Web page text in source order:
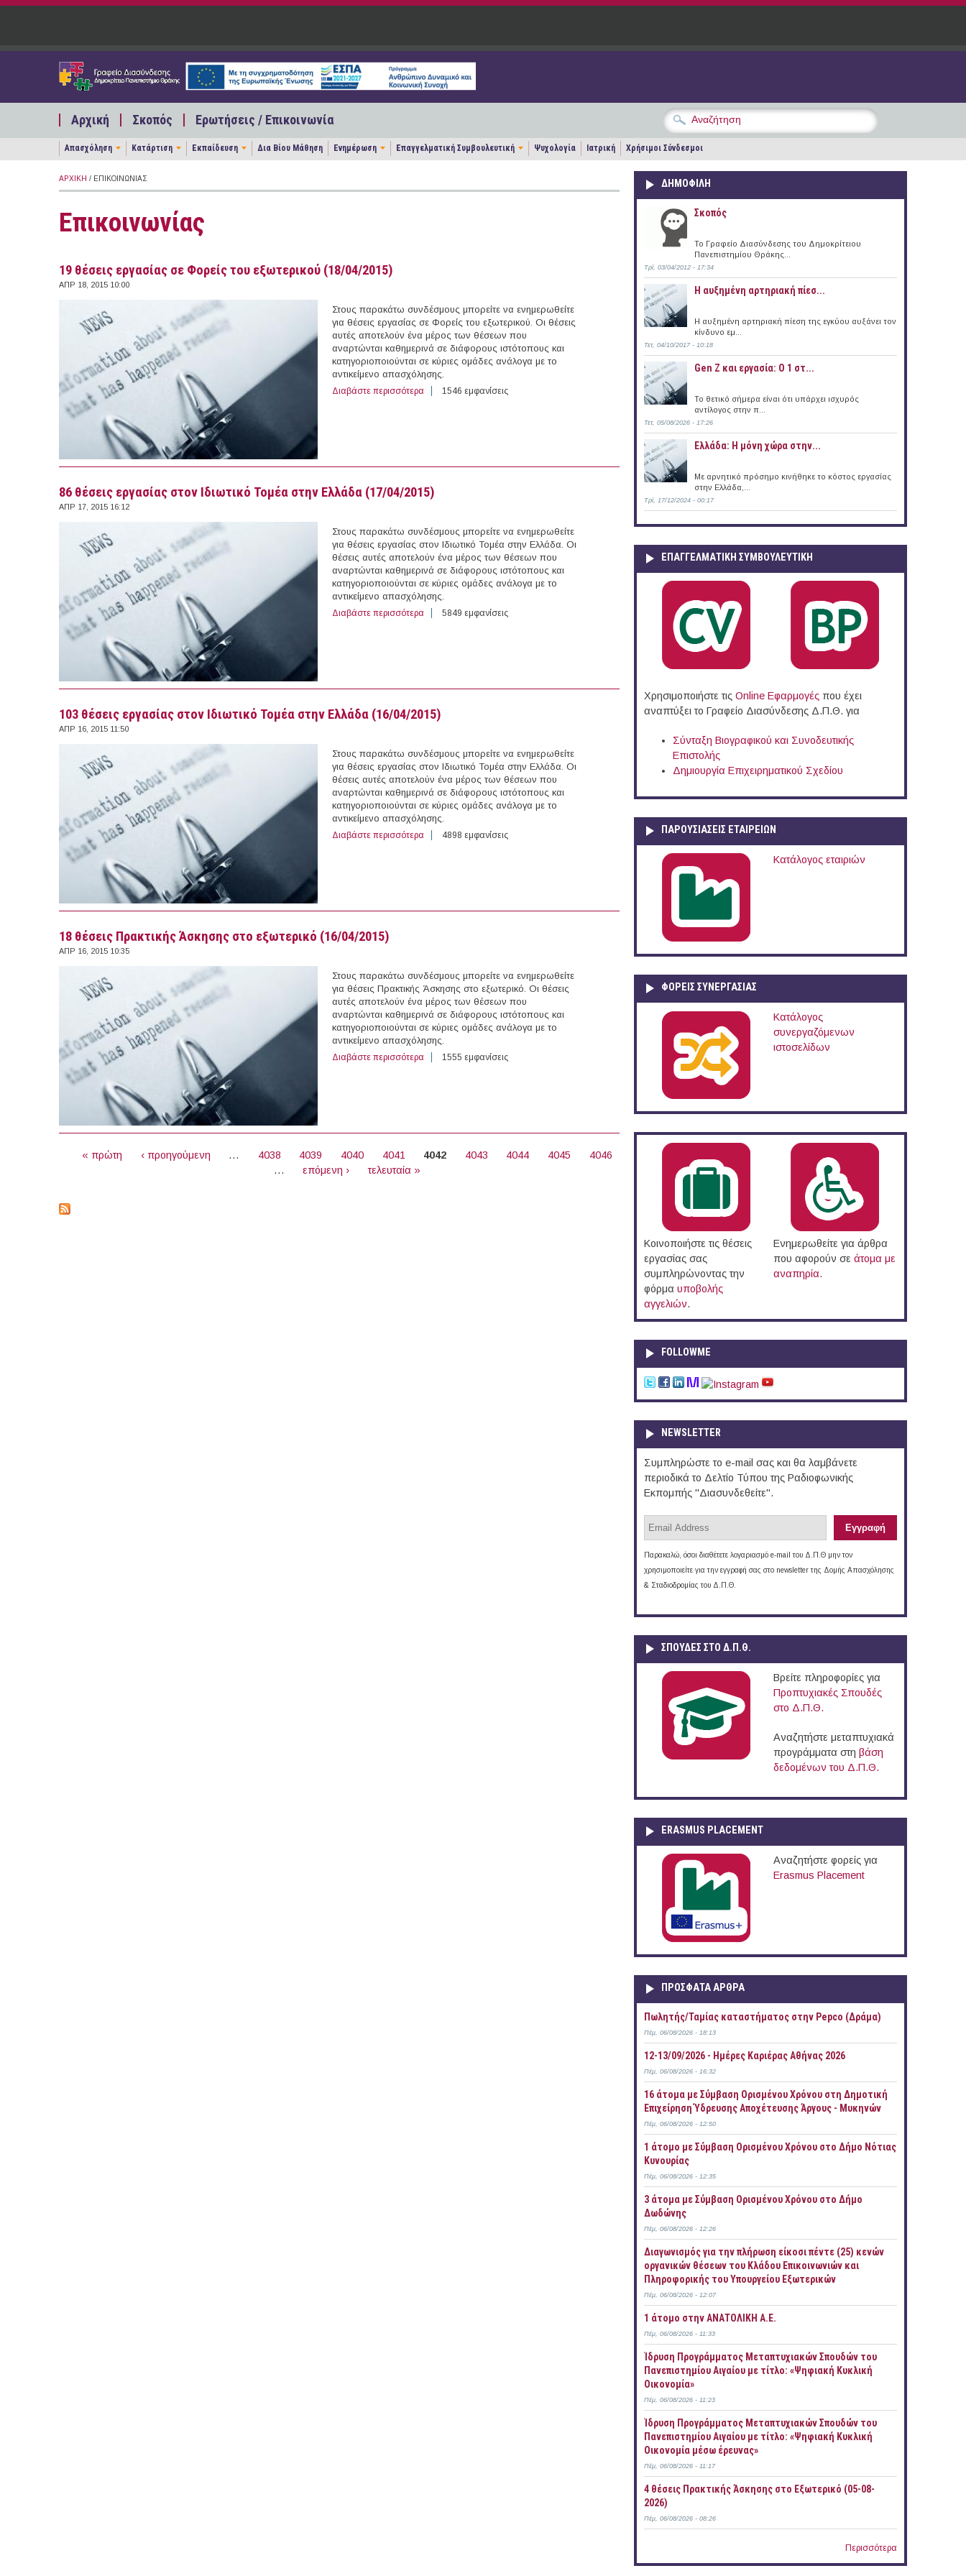
Παράκαμψη προς το κυρίως περιεχόμενο
Αρχική Σκοπός Ερωτήσεις / Επικοινωνία
Απασχόληση Κατάρτιση Εκπαίδευση Δια Βίου Μάθηση Ενημέρωση Επαγγελματική Συμβουλευτική Ψυχολογία Ιατρική Χρήσιμοι Σύνδεσμοι
ΑΡΧΙΚΉ / ΕΠΙΚΟΙΝΩΝΊΑΣ
Επικοινωνίας
19 θέσεις εργασίας σε Φορείς του εξωτερικού (18/04/2015)
ΑΠΡ 18, 2015 10:00
Στους παρακάτω συνδέσμους μπορείτε να ενημερωθείτε
για θέσεις εργασίας σε Φορείς του εξωτερικού. Οι θέσεις
αυτές αποτελούν ένα μέρος των θέσεων που
αναρτώνται καθημερινά σε διάφορους ιστότοπους και
κατηγοριοποιούνται σε κύριες ομάδες ανάλογα με το
αντικείμενο απασχόλησης.
Διαβάστε περισσότερα για 19 θέσεις εργασίας σε Φορείς του εξωτερικού (18/04/2015)
1546 εμφανίσεις
86 θέσεις εργασίας στον Ιδιωτικό Τομέα στην Ελλάδα (17/04/2015)
ΑΠΡ 17, 2015 16:12
Στους παρακάτω συνδέσμους μπορείτε να ενημερωθείτε
για θέσεις εργασίας στον Ιδιωτικό Τομέα στην Ελλάδα. Οι
θέσεις αυτές αποτελούν ένα μέρος των θέσεων που
αναρτώνται καθημερινά σε διάφορους ιστότοπους και
κατηγοριοποιούνται σε κύριες ομάδες ανάλογα με το
αντικείμενο απασχόλησης.
Διαβάστε περισσότερα για 86 θέσεις εργασίας στον Ιδιωτικό Τομέα στην Ελλάδα (17/04/2015)
5849 εμφανίσεις
103 θέσεις εργασίας στον Ιδιωτικό Τομέα στην Ελλάδα (16/04/2015)
ΑΠΡ 16, 2015 11:50
Στους παρακάτω συνδέσμους μπορείτε να ενημερωθείτε
για θέσεις εργασίας στον Ιδιωτικό Τομέα στην Ελλάδα. Οι
θέσεις αυτές αποτελούν ένα μέρος των θέσεων που
αναρτώνται καθημερινά σε διάφορους ιστότοπους και
κατηγοριοποιούνται σε κύριες ομάδες ανάλογα με το
αντικείμενο απασχόλησης.
Διαβάστε περισσότερα για 103 θέσεις εργασίας στον Ιδιωτικό Τομέα στην Ελλάδα (16/04/2015)
4898 εμφανίσεις
18 θέσεις Πρακτικής Άσκησης στο εξωτερικό (16/04/2015)
ΑΠΡ 16, 2015 10:35
Στους παρακάτω συνδέσμους μπορείτε να ενημερωθείτε
για θέσεις Πρακτικής Άσκησης στο εξωτερικό. Οι θέσεις
αυτές αποτελούν ένα μέρος των θέσεων που
αναρτώνται καθημερινά σε διάφορους ιστότοπους και
κατηγοριοποιούνται σε κύριες ομάδες ανάλογα με το
αντικείμενο απασχόλησης.
Διαβάστε περισσότερα για 18 θέσεις Πρακτικής Άσκησης στο εξωτερικό (16/04/2015)
1555 εμφανίσεις
« πρώτη ‹ προηγούμενη … 4038 4039 4040 4041 4042 4043 4044 4045
4046
…
επόμενη › τελευταία »
ΔΗΜΟΦΙΛΗ
Σκοπός
Το Γραφείο Διασύνδεσης του Δημοκρίτειου
Πανεπιστημίου Θράκης...
Τρί, 03/04/2012 - 17:34
Η αυξημένη αρτηριακή πίεσ...
Η αυξημένη αρτηριακή πίεση της εγκύου αυξάνει τον
κίνδυνο εμ...
Τετ, 04/10/2017 - 10:18
Gen Z και εργασία: Ο 1 στ...
Το θετικό σήμερα είναι ότι υπάρχει ισχυρός
αντίλογος στην π...
Τετ, 05/08/2026 - 17:26
Ελλάδα: Η μόνη χώρα στην...
Με αρνητικό πρόσημο κινήθηκε το κόστος εργασίας
στην Ελλάδα,...
Τρί, 17/12/2024 - 00:17
ΕΠΑΓΓΕΛΜΑΤΙΚΉ ΣΥΜΒΟΥΛΕΥΤΙΚΉ
Χρησιμοποιήστε τις Online Eφαρμογές που έχει
αναπτύξει το Γραφείο Διασύνδεσης Δ.Π.Θ. για
Σύνταξη Βιογραφικού και Συνοδευτικής
Επιστολής
Δημιουργία Επιχειρηματικού Σχεδίου
ΠΑΡΟΥΣΙΆΣΕΙΣ ΕΤΑΙΡΕΙΏΝ
Κατάλογος εταιριών
ΦΟΡΕΙΣ ΣΥΝΕΡΓΑΣΙΑΣ
Κατάλογος
συνεργαζόμενων
ιστοσελίδων
Κοινοποιήστε τις θέσεις
εργασίας σας
συμπληρώνοντας την
φόρμα υποβολής
αγγελιών.
Ενημερωθείτε για άρθρα
που αφορούν σε άτομα με
αναπηρία.
FOLLOWME
NEWSLETTER
Συμπληρώστε το e-mail σας και θα λαμβάνετε
περιοδικά το Δελτίο Τύπου της Ραδιοφωνικής
Εκπομπής "Διασυνδεθείτε".
Παρακαλώ, όσοι διαθέτετε λογαριασμό e-mail του Δ.Π.Θ μην τον
χρησιμοποιείτε για την εγγραφή σας στο newsletter της Δομής Απασχόλησης
& Σταδιοδρομίας του Δ.Π.Θ.
ΣΠΟΥΔΈΣ ΣΤΟ Δ.Π.Θ.
Βρείτε πληροφορίες για
Προπτυχιακές Σπουδές
στο Δ.Π.Θ.
Αναζητήστε μεταπτυχιακά
προγράμματα στη βάση
δεδομένων του Δ.Π.Θ.
ERASMUS PLACEMENT
Αναζητήστε φορείς για
Erasmus Placement
ΠΡOΣΦΑΤΑ AΡΘΡΑ
Πωλητής/Ταμίας καταστήματος στην Pepco (Δράμα)
Πέμ, 06/08/2026 - 18:13
12-13/09/2026 - Ημέρες Καριέρας Αθήνας 2026
Πέμ, 06/08/2026 - 16:32
16 άτομα με Σύμβαση Ορισμένου Χρόνου στη Δημοτική
Επιχείρηση Ύδρευσης Αποχέτευσης Άργους - Μυκηνών
Πέμ, 06/08/2026 - 12:50
1 άτομο με Σύμβαση Ορισμένου Χρόνου στο Δήμο Νότιας
Κυνουρίας
Πέμ, 06/08/2026 - 12:35
3 άτομα με Σύμβαση Ορισμένου Χρόνου στο Δήμο
Δωδώνης
Πέμ, 06/08/2026 - 12:26
Διαγωνισμός για την πλήρωση είκοσι πέντε (25) κενών
οργανικών θέσεων του Κλάδου Επικοινωνιών και
Πληροφορικής του Υπουργείου Εξωτερικών
Πέμ, 06/08/2026 - 12:07
1 άτομο στην ΑΝΑΤΟΛΙΚΗ Α.Ε.
Πέμ, 06/08/2026 - 11:33
Ίδρυση Προγράμματος Μεταπτυχιακών Σπουδών του
Πανεπιστημίου Αιγαίου με τίτλο: «Ψηφιακή Κυκλική
Οικονομία»
Πέμ, 06/08/2026 - 11:23
Ίδρυση Προγράμματος Μεταπτυχιακών Σπουδών του
Πανεπιστημίου Αιγαίου με τίτλο: «Ψηφιακή Κυκλική
Οικονομία μέσω έρευνας»
Πέμ, 06/08/2026 - 11:17
4 θέσεις Πρακτικής Άσκησης στο Εξωτερικό (05-08-
2026)
Πέμ, 06/08/2026 - 08:26
Περισσότερα